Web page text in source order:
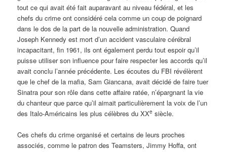
tout ce qui avait été fait auparavant au niveau fédéral, et les
chefs du crime ont considéré cela comme un coup de poignard
dans le dos de la part de la nouvelle administration. Quand
Joseph Kennedy est mort d’un accident vasculaire cérébral
incapacitant, fin 1961, ils ont également perdu tout espoir qu’il
puisse utiliser son influence pour faire respecter les accords qu’il
avait conclu l’année précédente. Les écoutes du FBI révélèrent
que le chef de la mafia, Sam Giancana, avait décidé de faire tuer
Sinatra pour son rôle dans cette affaire ratée, n’épargnant la vie
du chanteur que parce qu’il aimait particulièrement la voix de l’un
des Italo-Américains les plus célèbres du XXe siècle.
Ces chefs du crime organisé et certains de leurs proches
associés, comme le patron des Teamsters, Jimmy Hoffa, ont